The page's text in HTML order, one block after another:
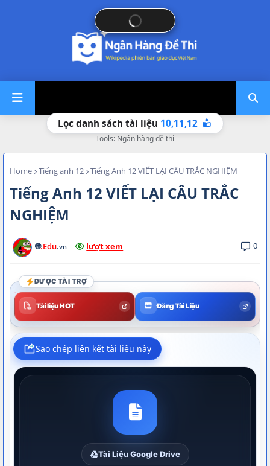
Lọc danh sách tài liệu 10,11,12
Tools: Ngân hàng đề thi
Home Tiếng anh 12 Tiếng Anh 12 VIẾT LẠI CÂU TRẮC NGHIỆM
Tiếng Anh 12 VIẾT LẠI CÂU TRẮC
NGHIỆM
🌐.Edu.vn lượt xem 0
ĐƯỢC TÀI TRỢ
Tài liệu HOT Đăng Tài Liệu